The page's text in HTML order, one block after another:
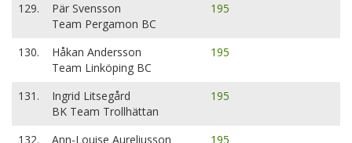
129.
Pär Svensson
Team Pergamon BC
195
130.
Håkan Andersson
Team Linköping BC
195
131.
Ingrid Litsegård
BK Team Trollhättan
195
132.
Ann-Louise Aureliusson
195